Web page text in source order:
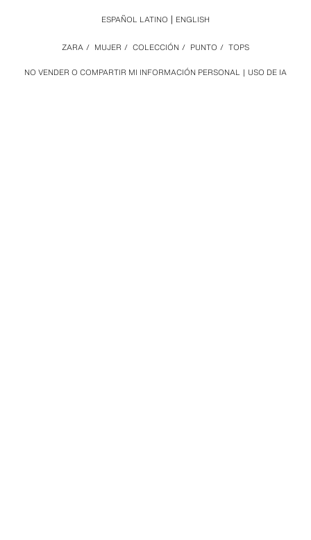
NO VENDER O COMPARTIR MI INFORMACIÓN PERSONAL USO DE IA
ZARA / MUJER / COLECCIÓN / PUNTO / TOPS
ESPAÑOL LATINO ENGLISH